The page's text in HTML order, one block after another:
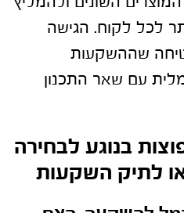
לכל לקוח. הגישה
שההשקעות
עם שאר התכנון
בנוגע לבחירה
לתיק השקעות